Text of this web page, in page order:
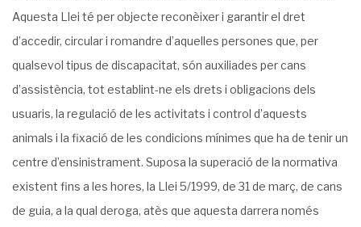
Aquesta Llei té per objecte reconèixer i garantir el dret
d’accedir, circular i romandre d’aquelles persones que, per
qualsevol tipus de discapacitat, són auxiliades per cans
d’assistència, tot establint-ne els drets i obligacions dels
usuaris, la regulació de les activitats i control d’aquests
animals i la fixació de les condicions mínimes que ha de tenir un
centre d’ensinistrament. Suposa la superació de la normativa
existent fins a les hores, la Llei 5/1999, de 31 de març, de cans
de guia, a la qual deroga, atès que aquesta darrera només